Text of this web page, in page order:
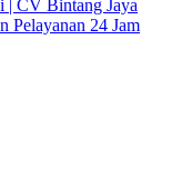
| CV Bintang Jaya
Pelayanan 24 Jam